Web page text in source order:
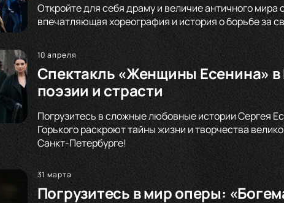
Откройте для себя драму и величие античного
впечатляющая хореография и история о борьбе за
10 апреля
Спектакль «Женщины Есенина»
поэзии и страсти
Погрузитесь в сложные любовные истории Сергея
Горького раскроют тайны жизни и творчества
Санкт-Петербурге!
31 марта
Погрузитесь в мир оперы: